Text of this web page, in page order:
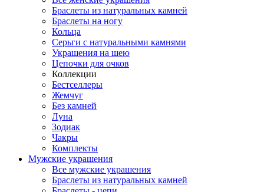
Браслеты из натуральных камней
Браслеты на ногу
Кольца
Серьги с натуральными камнями
Украшения на шею
Цепочки для очков
Коллекции
Бестселлеры
Жемчуг
Без камней
Луна
Зодиак
Чакры
Комплекты
Мужские украшения
Все мужские украшения
Браслеты из натуральных камней